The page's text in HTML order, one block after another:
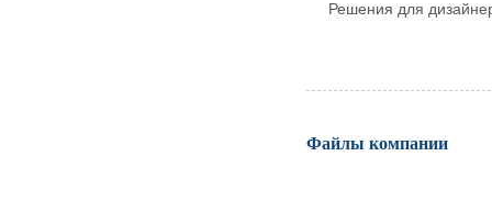
Решения для
Файлы компании